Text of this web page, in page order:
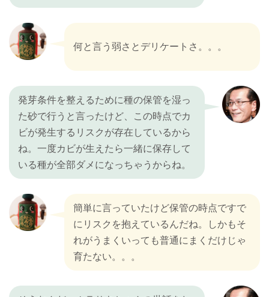
何と言う弱さとデリケートさ。。。
発芽条件を整えるために種の保管を湿っ
た砂で行うと言ったけど、この時点でカ
ビが発生するリスクが存在しているから
ね。一度カビが生えたら一緒に保存して
いる種が全部ダメになっちゃうからね。
簡単に言っていたけど保管の時点ですで
にリスクを抱えているんだね。しかもそ
れがうまくいっても普通にまくだけじゃ
育たない。。。